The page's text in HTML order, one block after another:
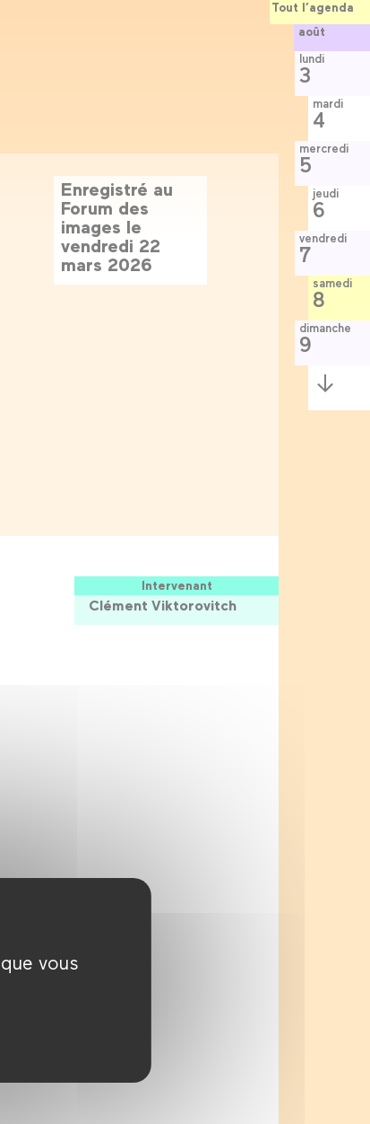
vous
Enregistré au
Forum des
images le
vendredi 22
mars 2026
Intervenant
Clément Viktorovitch
Tout l’agenda
août
lundi
3
mardi
4
mercredi
5
jeudi
6
vendredi
7
samedi
8
dimanche
9
Semaine
suivante